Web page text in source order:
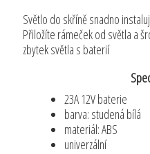
Světlo do skříně snadno
Přiložíte rámeček od světla a
zbytek světla s baterií
23A 12V baterie
barva: studená bílá
materiál: ABS
univerzální